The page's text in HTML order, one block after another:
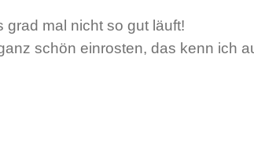
grad mal nicht so gut läuft!
schön einrosten, das kenn ich